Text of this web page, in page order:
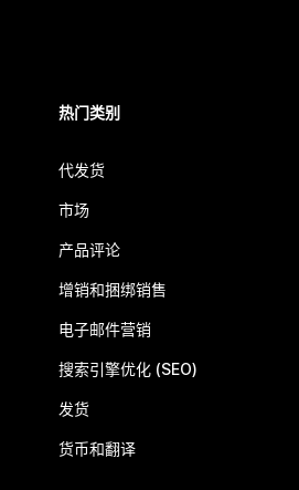
热门类别
代发货
市场
产品评论
增销和捆绑销售
电子邮件营销
搜索引擎优化 (SEO)
发货
货币和翻译